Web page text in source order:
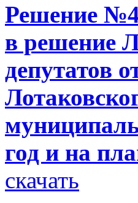
Решение
в решение
депутатов
год и на
скачать